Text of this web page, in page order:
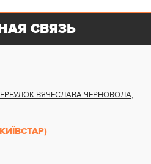
ВЯЧЕСЛАВА ЧЕРНОВОЛА,
СВЯЗЬ